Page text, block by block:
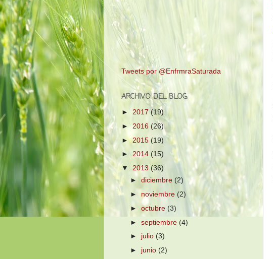
Tweets por @EnfrmraSaturada
ARCHIVO DEL BLOG
► 2017 (19)
►2016 (26)
►2015 (19)
► 2014 (15)
▼ 2013 (36)
► diciembre (2)
► noviembre (2)
► octubre (3)
► septiembre (4)
► julio (3)
► junio (2)